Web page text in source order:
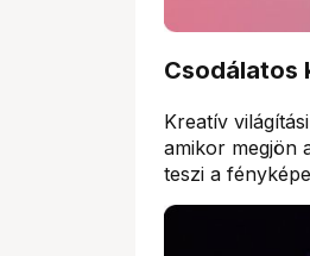
Csodálatos
Kreatív
amikor megjön
teszi a